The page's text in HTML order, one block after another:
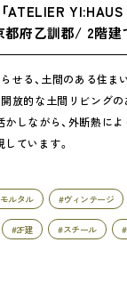
ATELIER YI:HAUS
都府乙訓郡/ 2階建
せる、土間のある住ま
放的な土間リビング
かしながら、外断熱に
ています。
ルタル #ヴィンテージ
#2F建 #スチール